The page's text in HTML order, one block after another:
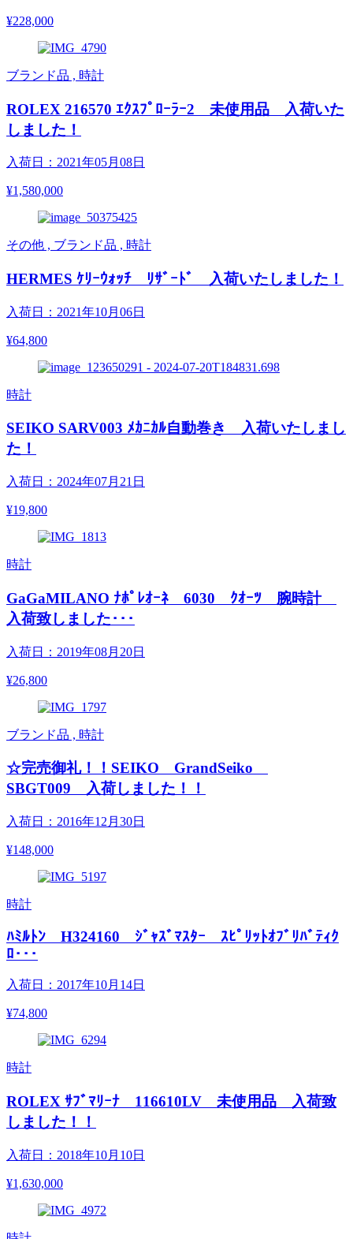
¥228,000
ブランド品 , 時計
ROLEX 216570 ｴｸｽﾌﾟﾛｰﾗｰ2 未使用品 入荷いた
しました！
入荷日：2021年05月08日
¥1,580,000
その他 , ブランド品 , 時計
HERMES ｹﾘｰｳｫｯﾁ ﾘｻﾞｰﾄﾞ 入荷いたしました！
入荷日：2021年10月06日
¥64,800
時計
SEIKO SARV003 ﾒｶﾆｶﾙ自動巻き 入荷いたしまし
た！
入荷日：2024年07月21日
¥19,800
時計
GaGaMILANO ﾅﾎﾟﾚｵｰﾈ 6030 ｸｵｰﾂ 腕時計
入荷致しました･･･
入荷日：2019年08月20日
¥26,800
ブランド品 , 時計
☆完売御礼！！SEIKO GrandSeiko
SBGT009 入荷しました！！
入荷日：2016年12月30日
¥148,000
時計
ﾊﾐﾙﾄﾝ H324160 ｼﾞｬｽﾞﾏｽﾀｰ ｽﾋﾟﾘｯﾄｵﾌﾞﾘﾊﾞﾃｨｸ
ﾛ･･･
入荷日：2017年10月14日
¥74,800
時計
ROLEX ｻﾌﾞﾏﾘｰﾅ 116610LV 未使用品 入荷致
しました！！
入荷日：2018年10月10日
¥1,630,000